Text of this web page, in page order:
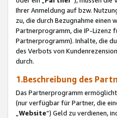
Ihrer Anmeldung auf bzw.
zu, die durch Bezugnahme einen
Partnerprogramm, die IP-Lizenz
Partnerprogramm). Inhalte, die
des Verbots von
durch.
1.Beschreibung des
Das Partnerprogramm
(nur verfügbar für Partner, die
Website“) Geld zu verdienen,